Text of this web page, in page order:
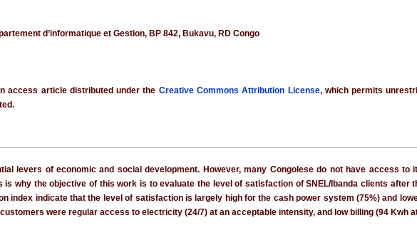
d’informatique et Gestion, BP 842, Bukavu, RD Congo
access article distributed under the Creative Commons Attribution License, which permits
levers of economic and social development. However, many Congolese do not have access to
why the objective of this work is to evaluate the level of satisfaction of SNEL/Ibanda clients after
index indicate that the level of satisfaction is largely high for the cash power system (75%) and
were regular access to electricity (24/7) at an acceptable intensity, and low billing (94 Kwh